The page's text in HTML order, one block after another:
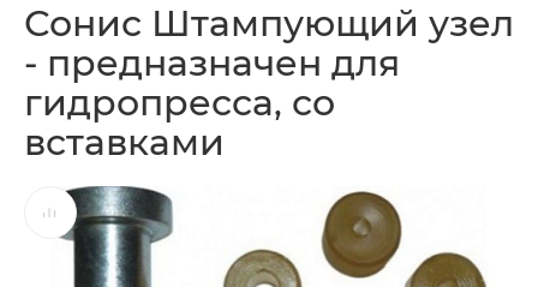
Сонис Штампующий узел
- предназначен для
гидропресса, со
вставками